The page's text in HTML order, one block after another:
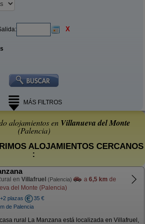
X
MÁS FILTROS
alojamientos en Villanueva del Monte
(Palencia)
ALOJAMIENTOS CERCANOS
:
en Villafruel (Palencia) a 6,5 km de
del Monte (Palencia)
plazas
35 €
de Palencia
rural La Manzana está localizada en Villafruel,